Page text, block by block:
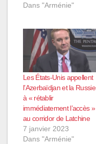
Dans "Arménie"
Les États-Unis appellent
l’Azerbaïdjan et la Russie
à « rétablir
immédiatement l’accès »
au corridor de Latchine
7 janvier 2023
Dans "Arménie"